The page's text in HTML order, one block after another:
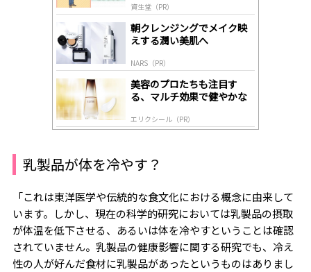
資生堂（PR）
朝クレンジングでメイク映
えする潤い美肌へ
NARS（PR）
美容のプロたちも注目す
る、マルチ効果で健やかな
エリクシール（PR）
乳製品が体を冷やす？
「これは東洋医学や伝統的な食文化における概念に由来して
います。しかし、現在の科学的研究においては乳製品の摂取
が体温を低下させる、あるいは体を冷やすということは確認
されていません。乳製品の健康影響に関する研究でも、冷え
性の人が好んだ食材に乳製品があったというものはありまし